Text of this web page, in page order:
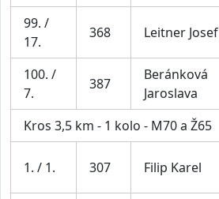
99. /
17.
368 Leitner Josef
100. /
7.
387
Beránková
Jaroslava
Kros 3,5 km - 1 kolo - M70 a Ž65
1. / 1. 307 Filip Karel